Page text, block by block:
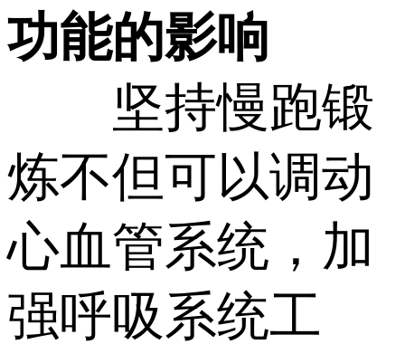
功能的影响
坚持慢跑锻
炼不但可以调动
心血管系统，加
强呼吸系统工